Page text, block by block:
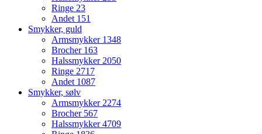
Ringe 23
Andet 151
Smykker, guld
Armsmykker 1348
Brocher 163
Halssmykker2050
Ringe 2717
Andet 1087
Smykker, sølv
Armsmykker2274
Brocher 567
Halssmykker4709